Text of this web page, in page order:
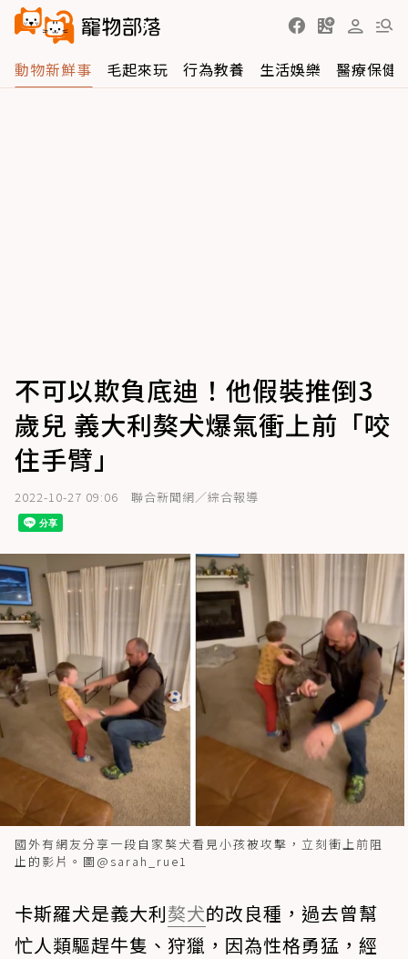
動物新鮮事 毛起來玩 行為教養 生活娛樂 醫療保健
不可以欺負底迪！他假裝推倒3
歲兒 義大利獒犬爆氣衝上前「咬
住手臂」
2022-10-27 09:06 聯合新聞網／綜合報導
國外有網友分享一段自家獒犬看見小孩被攻擊，立刻衝上前阻
止的影片。圖@sarah_rue1
卡斯羅犬是義大利獒犬的改良種，過去曾幫
忙人類驅趕牛隻、狩獵，因為性格勇猛，經